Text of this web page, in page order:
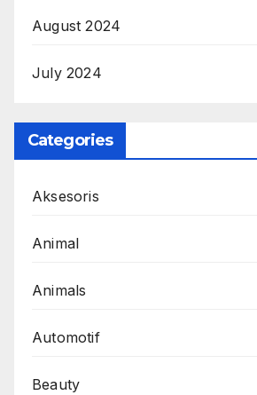
August 2024
July 2024
Categories
Aksesoris
Animal
Animals
Automotif
Beauty